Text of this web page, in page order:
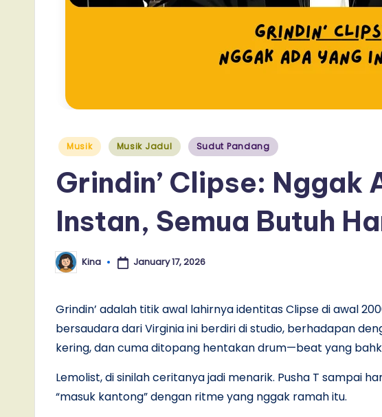
Posted
Musik Musik Jadul Sudut Pandang
Grindin’ Clipse: Nggak
Instan, Semua Butuh
Posted
by
Kina January 17, 2026
Grindin’ adalah titik awal lahirnya identitas Clipse di awal
bersaudara dari Virginia ini berdiri di studio, berhadapan
kering, dan cuma ditopang hentakan drum—beat yang
Lemolist, di sinilah ceritanya jadi menarik. Pusha T sampai
“masuk kantong” dengan ritme yang nggak ramah itu.